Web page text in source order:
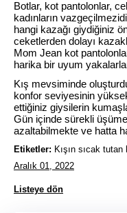
Botlar, kot pantolonlar,
kadınların
hangi kazağı giydiğiniz
ceketlerden dolayı
Mom Jean kot
harika bir uyum
Kış mevsiminde
konfor seviyesinin
ettiğiniz giysilerin
Gün içinde sürekli
azaltabilmekte ve hatta
Etiketler: Kışın sıcak
Aralık 01, 2022
Listeye dön